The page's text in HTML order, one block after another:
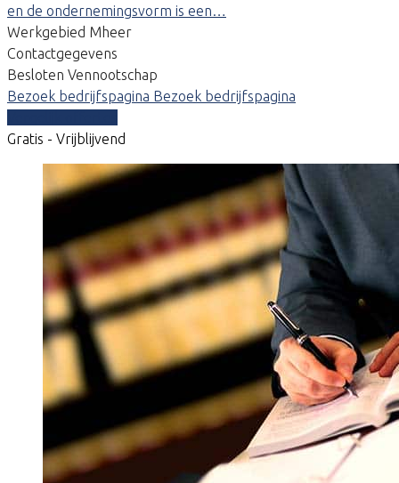
en de ondernemingsvorm is een…
Werkgebied Mheer
Contactgegevens
Besloten Vennootschap
Bezoek bedrijfspagina Bezoek bedrijfspagina
Gratis - Vrijblijvend